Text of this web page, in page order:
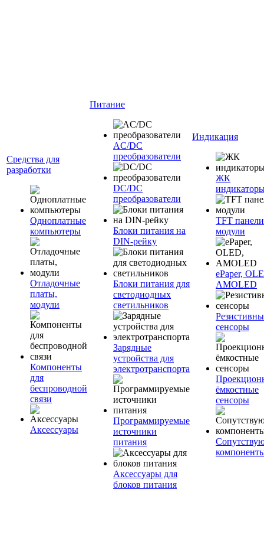
Средства для
разработки
Одноплатные
компьютеры
Отладочные
платы,
модули
Компоненты
для
беспроводной
связи
Аксессуары
Питание
AC/DC
преобразователи
DC/DC
преобразователи
Блоки питания на
DIN-рейку
Блоки питания для
светодиодных
светильников
Зарядные
устройства для
электротранспорта
Программируемые
источники
питания
Аксессуары для
блоков питания
Индикация
ЖК
TFT
модули
ePaper,
AMOLED
сенсоры
ёмкостные
сенсоры